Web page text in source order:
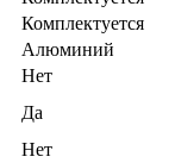
Комплектуется
Алюминий
Нет
Да
Нет